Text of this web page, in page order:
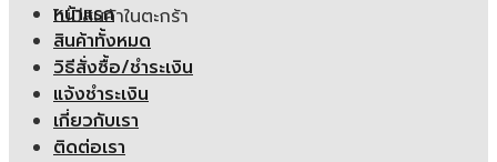
ไม่มีสินค้าในตะกร้า
หน้าแรก
สินค้าทั้งหมด
วิธีสั่งซื้อ/ชำระเงิน
แจ้งชำระเงิน
เกี่ยวกับเรา
ติดต่อเรา